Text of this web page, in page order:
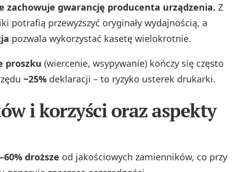
zachowuje gwarancję producenta urządzenia. Z
potrafią przewyższyć oryginały wydajnością, a
pozwala wykorzystać kasetę wielokrotnie.
proszku (wiercenie, wsypywanie) kończy się często
~25% deklaracji – to ryzyko usterek drukarki.
i korzyści oraz aspekty
droższe od jakościowych zamienników, co przy